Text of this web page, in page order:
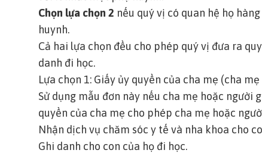
Chọn lựa chọn 2 nếu quý vị có quan hệ họ
huynh.
Cả hai lựa chọn đều cho phép quý vị đưa ra
danh đi học.
Lựa chọn 1: Giấy ủy quyền của cha mẹ (cha
Sử dụng mẫu đơn này nếu cha mẹ hoặc người
quyền của cha mẹ cho phép cha mẹ hoặc
Nhận dịch vụ chăm sóc y tế và nha khoa cho
Ghi danh cho con của họ đi học.